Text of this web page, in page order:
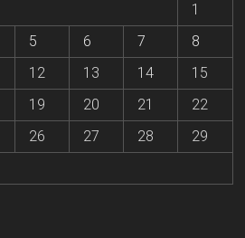
1
5 6 7
8
12 13 14
15
19 20 21
22
26 27 28
29